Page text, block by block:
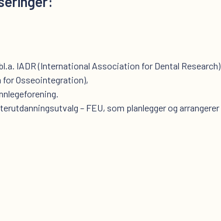
IADR (International Association for Dental Research)
for Osseointegration),
– FEU, som planlegger og arrangerer